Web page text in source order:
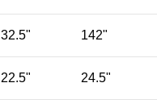
32.5" 142"
22.5" 24.5"